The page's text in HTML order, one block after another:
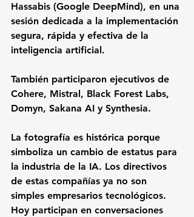
Hassabis (Google DeepMind), en una
sesión dedicada a la implementación
segura, rápida y efectiva de la
inteligencia artificial.
También participaron ejecutivos de
Cohere, Mistral, Black Forest Labs,
Domyn, Sakana AI y Synthesia.
La fotografía es histórica porque
simboliza un cambio de estatus para
la industria de la IA. Los directivos
de estas compañías ya no son
simples empresarios tecnológicos.
Hoy participan en conversaciones